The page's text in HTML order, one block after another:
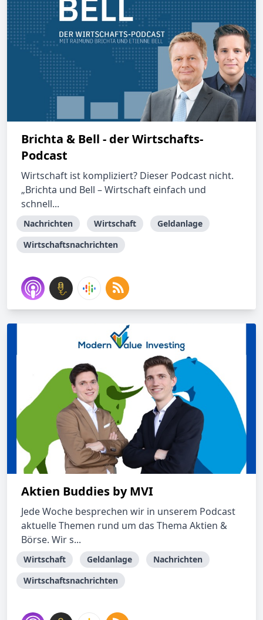
Brichta & Bell - der Wirtschafts-
Podcast
Wirtschaft ist kompliziert? Dieser Podcast nicht.
„Brichta und Bell – Wirtschaft einfach und
schnell...
Nachrichten Wirtschaft
Geldanlage
Wirtschaftsnachrichten
Aktien Buddies by MVI
Jede Woche besprechen wir in unserem Podcast
aktuelle Themen rund um das Thema Aktien &
Börse. Wir s...
Wirtschaft Geldanlage
Nachrichten
Wirtschaftsnachrichten